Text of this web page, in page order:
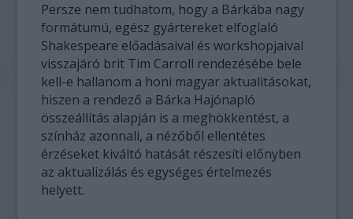
Persze nem tudhatom, hogy a Bárkába nagy
formátumú, egész gyártereket elfoglaló
Shakespeare előadásaival és workshopjaival
visszajáró brit Tim Carroll rendezésébe bele
kell-e hallanom a honi magyar aktualitásokat,
hiszen a rendező a Bárka Hajónapló
összeállítás alapján is a meghökkentést, a
színház azonnali, a nézőből ellentétes
érzéseket kiváltó hatását részesíti előnyben
az aktualizálás és egységes értelmezés
helyett.